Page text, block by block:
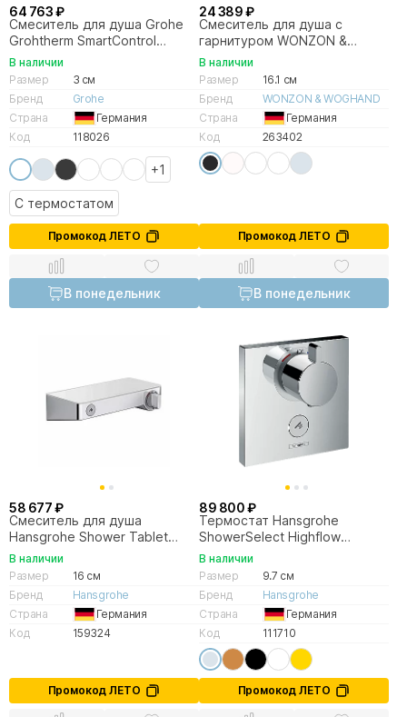
64 763 ₽
Смеситель для душа Grohe
Grohtherm SmartControl
29152LS0
В наличии
Размер
3 см
Бренд
Grohe
Страна
Германия
Код
118026
+1
С термостатом
Промокод ЛЕТО
В понедельник
24 389 ₽
Смеситель для душа с
гарнитуром WONZON &
WOGHAND ClickPlate WW-
B2052-A-MB черный матовый
В наличии
Размер
16.1 см
Бренд
WONZON & WOGHAND
Страна
Германия
Код
263402
Промокод ЛЕТО
В понедельник
58 677 ₽
Смеситель для душа
Hansgrohe Shower Tablet
Select 13171400 белый/хром
В наличии
Размер
16 см
Бренд
Hansgrohe
Страна
Германия
Код
159324
Промокод ЛЕТО
89 800 ₽
Термостат Hansgrohe
ShowerSelect Highflow
15761000
В наличии
Размер
9.7 см
Бренд
Hansgrohe
Страна
Германия
Код
111710
Промокод ЛЕТО